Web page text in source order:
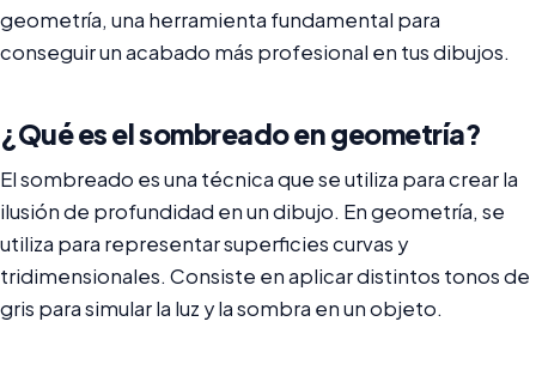
geometría, una herramienta fundamental para
conseguir un acabado más profesional en tus dibujos.
¿Qué es el sombreado en geometría?
El sombreado es una técnica que se utiliza para crear la
ilusión de profundidad en un dibujo. En geometría, se
utiliza para representar superficies curvas y
tridimensionales. Consiste en aplicar distintos tonos de
gris para simular la luz y la sombra en un objeto.